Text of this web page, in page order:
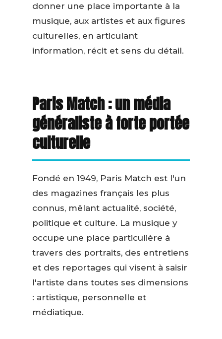
donner une place importante à la
musique, aux artistes et aux figures
culturelles, en articulant
information, récit et sens du détail.
Paris Match : un média
généraliste à forte portée
culturelle
Fondé en 1949, Paris Match est l'un
des magazines français les plus
connus, mêlant actualité, société,
politique et culture. La musique y
occupe une place particulière à
travers des portraits, des entretiens
et des reportages qui visent à saisir
l'artiste dans toutes ses dimensions
: artistique, personnelle et
médiatique.